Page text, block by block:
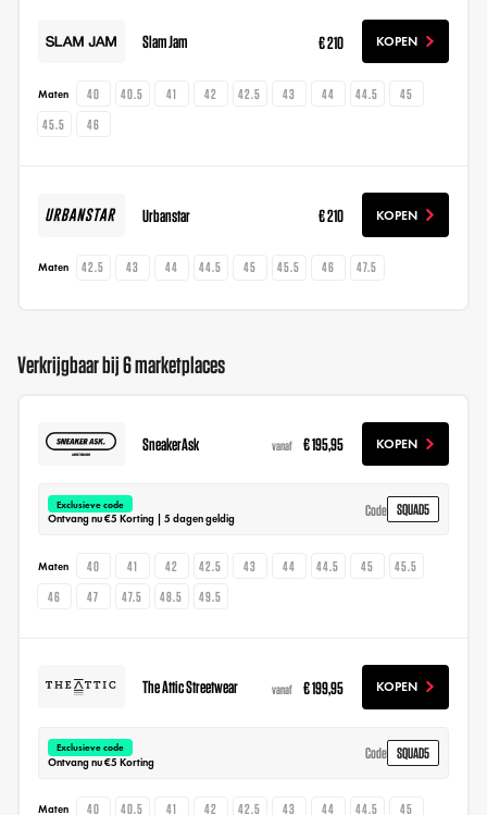
Slam Jam € 210 KOPEN
Maten 40 40.5 41 42 42.5 43 44 44.5
45
45.5
46
Urbanstar € 210 KOPEN
Maten 42.5 43 44 44.5 45 45.5 46 47.5
Verkrijgbaar bij 6 marketplaces
SneakerAsk vanaf € 195,95 KOPEN
Exclusieve code
Ontvang nu €5 Korting | 5 dagen geldig
Code SQUAD5
Maten 40 41 42 42.5 43 44 44.5 45
45.5
46
47 47.5 48.5 49.5
The Attic Streetwear vanaf € 199,95 KOPEN
Exclusieve code
Ontvang nu €5 Korting
Code SQUAD5
Maten 40 40.5 41 42 42.5 43 44 44.5 45